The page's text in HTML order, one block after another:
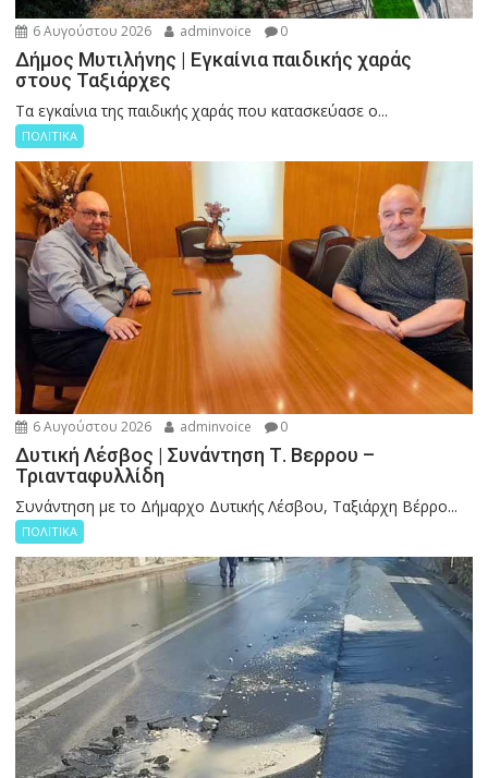
6 Αυγούστου 2026 adminvoice 0
Δήμος Μυτιλήνης | Εγκαίνια παιδικής χαράς
στους Ταξιάρχες
Tα εγκαίνια της παιδικής χαράς που κατασκεύασε ο...
ΠΟΛΙΤΙΚΑ
6 Αυγούστου 2026 adminvoice 0
Δυτική Λέσβος | Συνάντηση Τ. Βερρου –
Τριανταφυλλίδη
Συνάντηση με το Δήμαρχο Δυτικής Λέσβου, Ταξιάρχη Βέρρο...
ΠΟΛΙΤΙΚΑ